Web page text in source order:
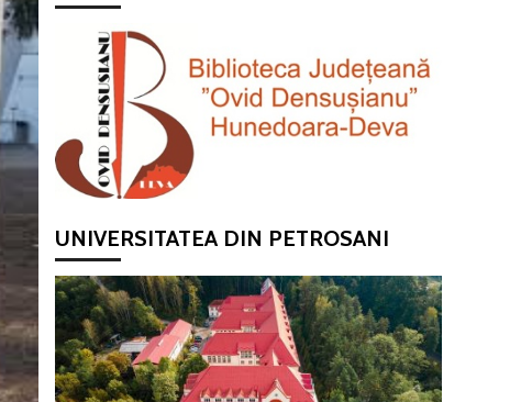
UNIVERSITATEA DIN PETROSANI